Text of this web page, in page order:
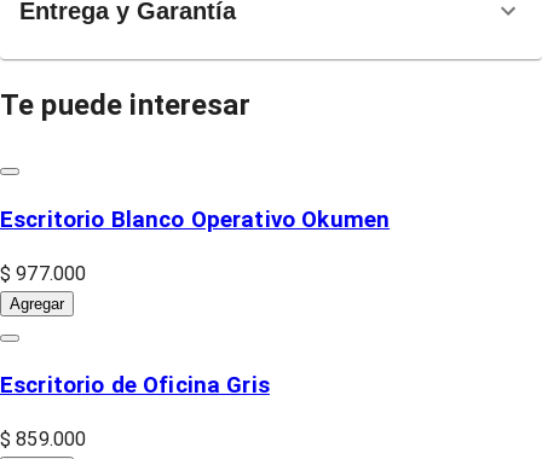
Entrega y Garantía
Te puede interesar
Escritorio Blanco Operativo Okumen
$ 977.000
Agregar
Escritorio de Oficina Gris
$ 859.000